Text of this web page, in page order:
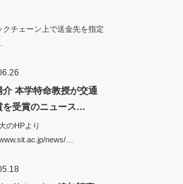
チェーン上で送金先を指定
介 本学特命教授が交通
を受賞のニュース…
のHPより
news/…